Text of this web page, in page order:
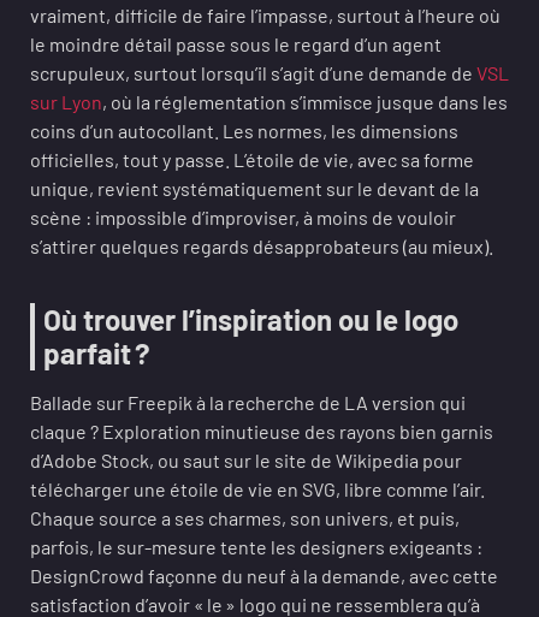
vraiment, difficile de faire l’impasse, surtout à l’heure où
le moindre détail passe sous le regard d’un agent
scrupuleux, surtout lorsqu’il s’agit d’une demande de VSL
sur Lyon, où la réglementation s’immisce jusque dans les
coins d’un autocollant. Les normes, les dimensions
officielles, tout y passe. L’étoile de vie, avec sa forme
unique, revient systématiquement sur le devant de la
scène : impossible d’improviser, à moins de vouloir
s’attirer quelques regards désapprobateurs (au mieux).
Où trouver l’inspiration ou le logo
parfait ?
Ballade sur Freepik à la recherche de LA version qui
claque ? Exploration minutieuse des rayons bien garnis
d’Adobe Stock, ou saut sur le site de Wikipedia pour
télécharger une étoile de vie en SVG, libre comme l’air.
Chaque source a ses charmes, son univers, et puis,
parfois, le sur-mesure tente les designers exigeants :
DesignCrowd façonne du neuf à la demande, avec cette
satisfaction d’avoir « le » logo qui ne ressemblera qu’à